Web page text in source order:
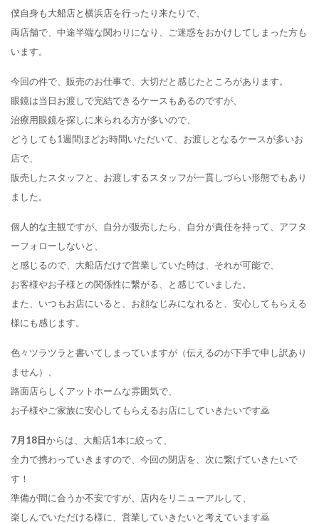
僕自身も大船店と横浜店を行ったり来たりで、
両店舗で、中途半端な関わりになり、ご迷惑をおかけしてしまった方も
います。
今回の件で、販売のお仕事で、大切だと感じたところがあります。
眼鏡は当日お渡しで完結できるケースもあるのですが、
治療用眼鏡を探しに来られる方が多いので、
どうしても1週間ほどお時間いただいて、お渡しとなるケースが多いお
店で、
販売したスタッフと、お渡しするスタッフが一貫しづらい形態でもあり
ました。
個人的な主観ですが、自分が販売したら、自分が責任を持って、アフタ
ーフォローしないと、
と感じるので、大船店だけで営業していた時は、それが可能で、
お客様やお子様との関係性に繋がる、と感じていました。
また、いつもお店にいると、お顔なじみになれると、安心してもらえる
様にも感じます。
色々ツラツラと書いてしまっていますが（伝えるのが下手で申し訳あり
ません）、
路面店らしくアットホームな雰囲気で、
お子様やご家族に安心してもらえるお店にしていきたいです🙇
7月18日からは、大船店1本に絞って、
全力で携わっていきますので、今回の閉店を、次に繋げていきたいで
す！
準備が間に合うか不安ですが、店内をリニューアルして、
楽しんでいただける様に、営業していきたいと考えています🙇